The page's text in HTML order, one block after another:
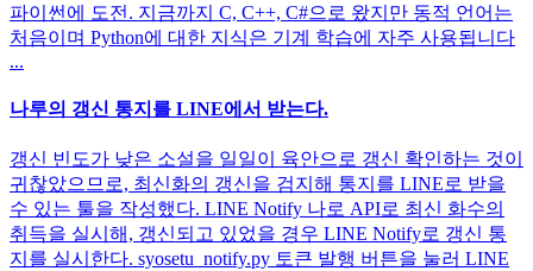
파이썬에 도전. 지금까지 C, C++, C#으로 왔지만 동적 언어는
처음이며 Python에 대한 지식은 기계 학습에 자주 사용됩니다
...
나루의 갱신 통지를 LINE에서 받는다.
갱신 빈도가 낮은 소설을 일일이 육안으로 갱신 확인하는 것이
귀찮았으므로, 최신화의 갱신을 검지해 통지를 LINE로 받을
수 있는 툴을 작성했다. LINE Notify 나로 API로 최신 화수의
취득을 실시해, 갱신되고 있었을 경우 LINE Notify로 갱신 통
지를 실시한다. syosetu_notify.py 토큰 발행 버튼을 눌러 LINE